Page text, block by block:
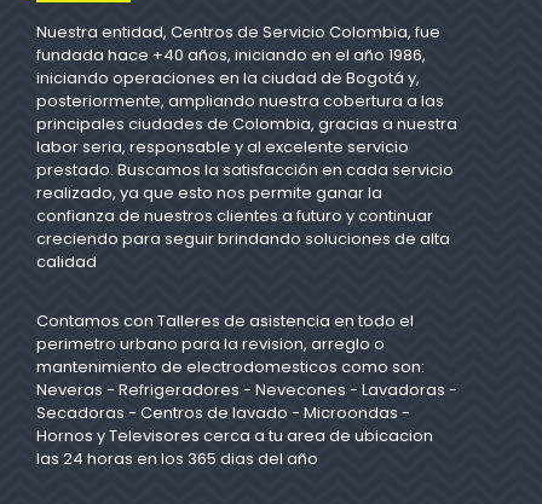
Nuestra entidad, Centros de Servicio Colombia, fue
fundada hace +40 años, iniciando en el año 1986,
iniciando operaciones en la ciudad de Bogotá y,
posteriormente, ampliando nuestra cobertura a las
principales ciudades de Colombia, gracias a nuestra
labor seria, responsable y al excelente servicio
prestado. Buscamos la satisfacción en cada servicio
realizado, ya que esto nos permite ganar la
confianza de nuestros clientes a futuro y continuar
creciendo para seguir brindando soluciones de alta
calidad
Contamos con Talleres de asistencia en todo el
perimetro urbano para la revision, arreglo o
mantenimiento de electrodomesticos como son:
Neveras - Refrigeradores - Nevecones - Lavadoras -
Secadoras - Centros de lavado - Microondas -
Hornos y Televisores cerca a tu area de ubicacion
las 24 horas en los 365 dias del año